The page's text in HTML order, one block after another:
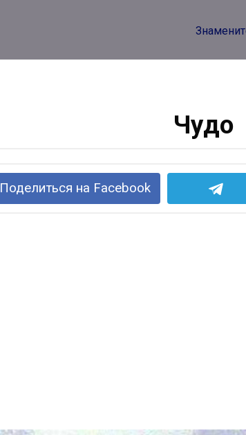
Чудо
Поделиться на Facebook